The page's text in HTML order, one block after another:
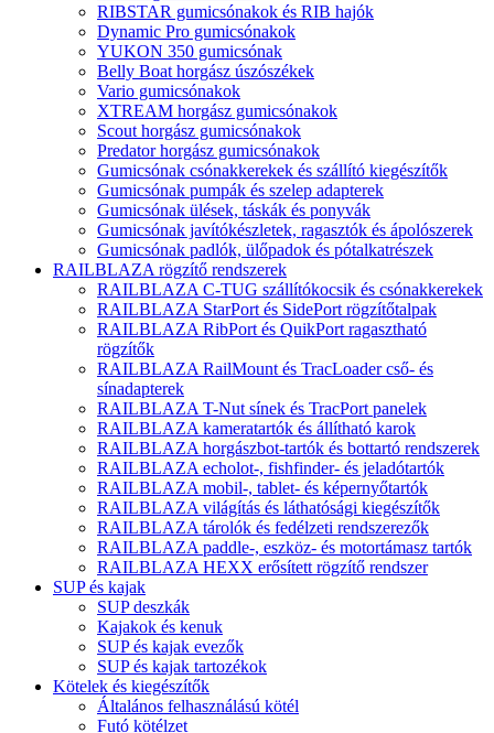
RIBSTAR gumicsónakok és RIB hajók
Dynamic Pro gumicsónakok
YUKON 350 gumicsónak
Belly Boat horgász úszószékek
Vario gumicsónakok
XTREAM horgász gumicsónakok
Scout horgász gumicsónakok
Predator horgász gumicsónakok
Gumicsónak csónakkerekek és szállító kiegészítők
Gumicsónak pumpák és szelep adapterek
Gumicsónak ülések, táskák és ponyvák
Gumicsónak javítókészletek, ragasztók és ápolószerek
Gumicsónak padlók, ülőpadok és pótalkatrészek
RAILBLAZA rögzítő rendszerek
RAILBLAZA C-TUG szállítókocsik és csónakkerekek
RAILBLAZA StarPort és SidePort rögzítőtalpak
RAILBLAZA RibPort és QuikPort ragasztható
rögzítők
RAILBLAZA RailMount és TracLoader cső- és
sínadapterek
RAILBLAZA T-Nut sínek és TracPort panelek
RAILBLAZA kameratartók és állítható karok
RAILBLAZA horgászbot-tartók és bottartó rendszerek
RAILBLAZA echolot-, fishfinder- és jeladótartók
RAILBLAZA mobil-, tablet- és képernyőtartók
RAILBLAZA világítás és láthatósági kiegészítők
RAILBLAZA tárolók és fedélzeti rendszerezők
RAILBLAZA paddle-, eszköz- és motortámasz tartók
RAILBLAZA HEXX erősített rögzítő rendszer
SUP és kajak
SUP deszkák
Kajakok és kenuk
SUP és kajak evezők
SUP és kajak tartozékok
Kötelek és kiegészítők
Általános felhasználású kötél
Futó kötélzet